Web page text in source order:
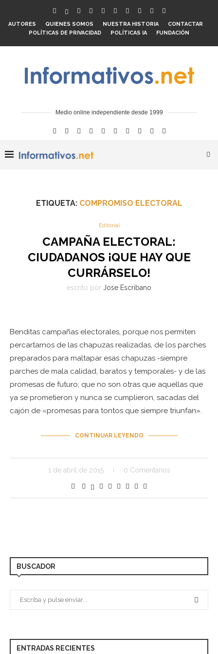
AUTORES QUIENES SOMOS NUESTRA HISTORIA
CONTACTAR
POLÍTICAS DE PRIVACIDAD
POLÍTICAS IA FUNDACIÓN
Medio online independiente desde 1999
ETIQUETA: COMPROMISO ELECTORAL
Editorial
CAMPAÑA ELECTORAL:
CIUDADANOS ¡QUE HAY QUE
CURRÁRSELO!
escrito por Jose Escribano
Benditas campañas electorales, porque nos permiten
percartarnos de las chapuzas realizadas, de los parches
preparados para maltapar esas chapuzas -siempre
parches de mala calidad, baratos y temporales- y de las
promesas de futuro; que no son otras que aquellas que
ya se prometieron y nunca se cumplieron, sacadas del
cajón de «promesas para tontos que siempre triunfan».
CONTINUAR LEYENDO
1 de abril de 2015 0 Comentarios
BUSCADOR
ENTRADAS RECIENTES